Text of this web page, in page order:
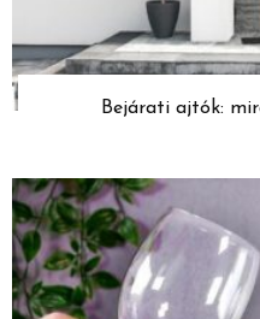
Bejárati ajtók: